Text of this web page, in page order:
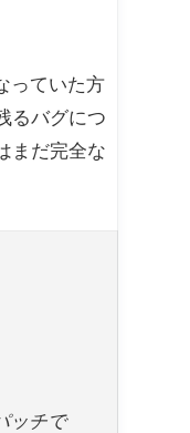
っていた方
るバグにつ
まだ完全な
ッチで